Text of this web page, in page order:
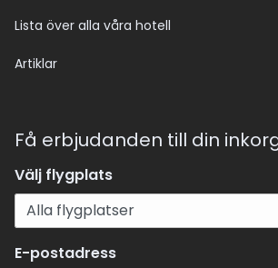
Lista över alla våra hotell
Artiklar
Få erbjudanden till din
Välj flygplats
E-postadress